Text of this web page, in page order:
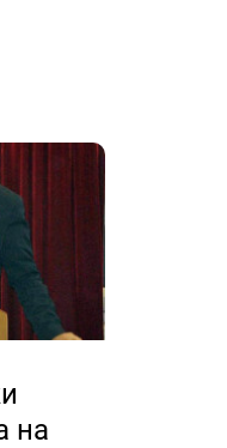
на